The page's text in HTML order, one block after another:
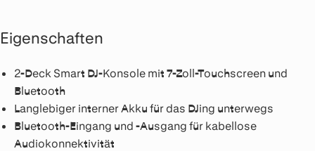
Eigenschaften
2-Deck Smart DJ-Konsole mit 7-Zoll-Touchscreen und
Bluetooth
Langlebiger interner Akku für das DJing unterwegs
Bluetooth-Eingang und -Ausgang für kabellose
Audiokonnektivität